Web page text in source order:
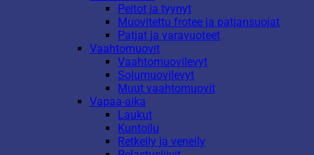
Peitot ja tyynyt
Muovitettu frotee ja patjansuojat
Patjat ja varavuoteet
Vaahtomuovit
Vaahtomuovilevyt
Solumuovilevyt
Muut vaahtomuovit
Vapaa-aika
Laukut
Kuntoilu
Retkeily ja veneily